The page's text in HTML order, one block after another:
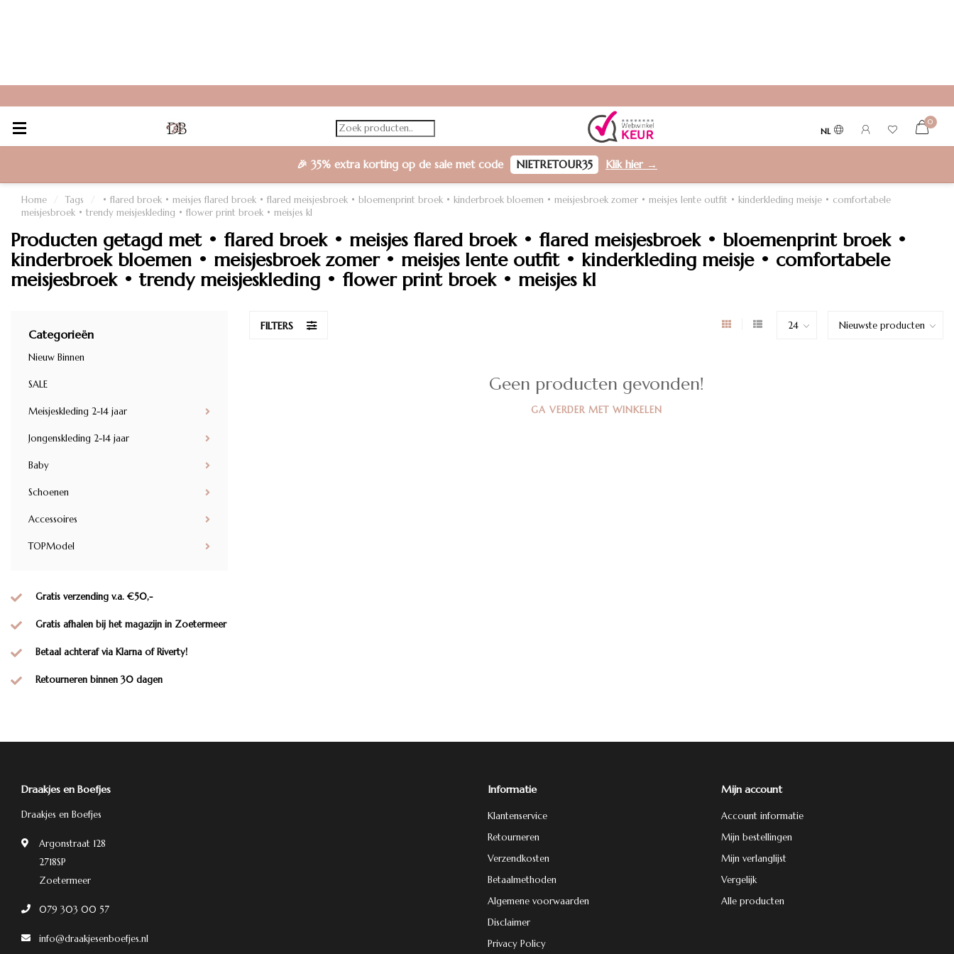
NL
0
🎉 35% extra korting op de sale met code NIETRETOUR35 Klik hier →
Home / Tags /
• flared broek • meisjes flared broek • flared meisjesbroek • bloemenprint broek • kinderbroek bloemen • meisjesbroek zomer • meisjes lente outfit • kinderkleding meisje • comfortabele
meisjesbroek • trendy meisjeskleding • flower print broek • meisjes kl
Producten getagd met • flared broek • meisjes flared broek • flared meisjesbroek • bloemenprint broek •
kinderbroek bloemen • meisjesbroek zomer • meisjes lente outfit • kinderkleding meisje • comfortabele
meisjesbroek • trendy meisjeskleding • flower print broek • meisjes kl
Categorieën
Nieuw Binnen
SALE
Meisjeskleding 2-14 jaar
Jongenskleding 2-14 jaar
Baby
Schoenen
Accessoires
TOPModel
Gratis verzending v.a. €50,-
Gratis afhalen bij het magazijn in Zoetermeer
Betaal achteraf via Klarna of Riverty!
Retourneren binnen 30 dagen
FILTERS
Geen producten gevonden!
GA VERDER MET WINKELEN
Draakjes en Boefjes
Draakjes en Boefjes
Argonstraat 128
2718SP
Zoetermeer
079 303 00 57
info@draakjesenboefjes.nl
Informatie
Klantenservice
Retourneren
Verzendkosten
Betaalmethoden
Algemene voorwaarden
Disclaimer
Privacy Policy
Mijn account
Account informatie
Mijn bestellingen
Mijn verlanglijst
Vergelijk
Alle producten